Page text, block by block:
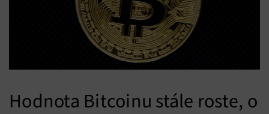
Hodnota Bitcoinu stále roste, o